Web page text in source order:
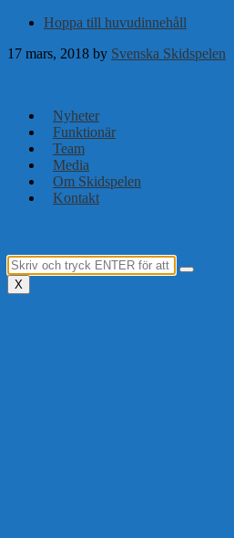
Hoppa till huvudinnehåll
17 mars, 2018 by Svenska Skidspelen
Nyheter
Funktionär
Team
Media
Om Skidspelen
Kontakt
X